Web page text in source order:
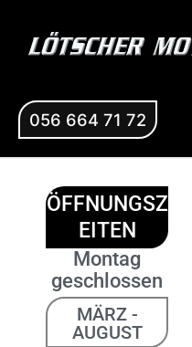
springen
056 664 71 72
ÖFFNUNGSZ
EITEN
Montag
geschlossen
MÄRZ -
AUGUST